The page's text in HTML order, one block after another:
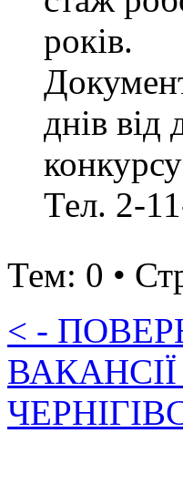
років.
днів від
Тел. 2-
Тем: 0 •
< -